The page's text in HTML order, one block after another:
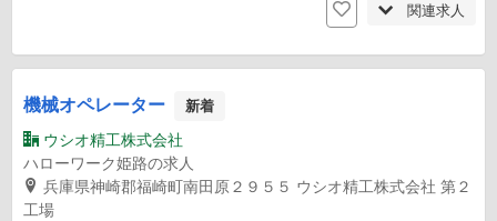
関連求人
機械オペレーター 新着
ウシオ精工株式会社
ハローワーク姫路の求人
兵庫県神崎郡福崎町南田原２９５５ ウシオ精工株式会社 第２
工場